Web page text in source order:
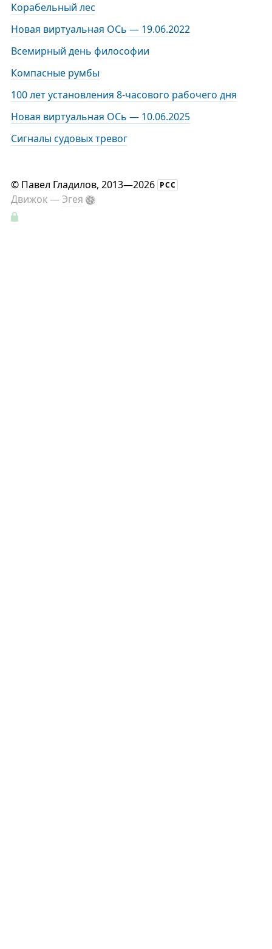
Корабельный лес
Новая виртуальная ОСь — 19.06.2022
Всемирный день философии
Компасные румбы
100 лет установления 8-часового рабочего дня
Новая виртуальная ОСь — 10.06.2025
Сигналы судовых тревог
© Павел Гладилов, 2013—2026 РСС
Движок —Эгея